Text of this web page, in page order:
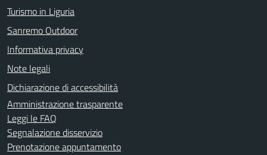
Turismo in Liguria
Sanremo Outdoor
Informativa privacy
Note legali
Dichiarazione di accessibilità
Amministrazione trasparente
Leggi le FAQ
Segnalazione disservizio
Prenotazione appuntamento